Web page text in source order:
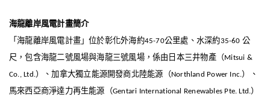
海龍離岸風電計畫簡介
「海龍離岸風電計畫」位於彰化外海約45-70公里處、水深約35-60 公
尺，包含海龍二號風場與海龍三號風場，係由日本三井物產（Mitsui &
Co., Ltd.）、加拿大獨立能源開發商北陸能源（Northland Power Inc.）、
馬來西亞商淨達力再生能源（Gentari International Renewables Pte. Ltd.）